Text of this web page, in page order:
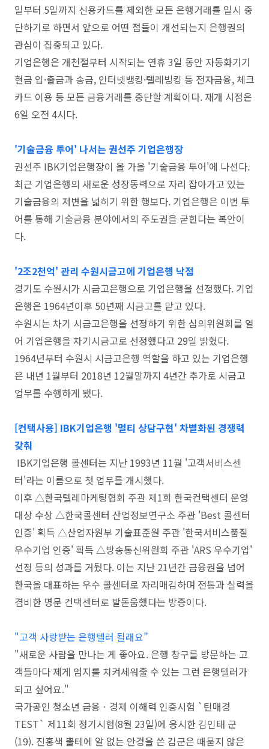
일부터 5일까지 신용카드를 제외한 모든 은행거래를 일시 중
단하기로 하면서 앞으로 어떤 점들이 개선되는지 은행권의
관심이 집중되고 있다.
기업은행은 개천절부터 시작되는 연휴 3일 동안 자동화기기
현금 입·출금과 송금, 인터넷뱅킹·텔레빙킹 등 전자금융, 체크
카드 이용 등 모든 금융거래를 중단할 계획이다. 재개 시점은
6일 오전 4시다.
'기술금융 투어' 나서는 권선주 기업은행장
권선주 IBK기업은행장이 올 가을 '기술금융 투어'에 나선다.
최근 기업은행의 새로운 성장동력으로 자리 잡아가고 있는
기술금융의 저변을 넓히기 위한 행보다. 기업은행은 이번 투
어를 통해 기술금융 분야에서의 주도권을 굳힌다는 복안이
다.
'2조2천억' 관리 수원시금고에 기업은행 낙점
경기도 수원시가 시금고은행으로 기업은행을 선정했다. 기업
은행은 1964년이후 50년째 시금고를 맡고 있다.
수원시는 차기 시금고은행을 선정하기 위한 심의위원회를 열
어 기업은행을 차기시금고로 선정했다고 29일 밝혔다.
1964년부터 수원시 시금고은행 역할을 하고 있는 기업은행
은 내년 1월부터 2018년 12월말까지 4년간 추가로 시금고
업무를 수행하게 됐다.
[컨택사용] IBK기업은행 '멀티 상담구현' 차별화된 경쟁력
갖춰
IBK기업은행 콜센터는 지난 1993년 11월 '고객서비스센
터'라는 이름으로 첫 업무를 개시했다.
이후 △한국텔레마케팅협회 주관 제1회 한국컨택센터 운영
대상 수상 △한국콜센터 산업정보연구소 주관 'Best 콜센터
인증' 획득 △산업자원부 기술표준원 주관 '한국서비스품질
우수기업 인증' 획득 △방송통신위원회 주관 'ARS 우수기업'
선정 등의 성과를 거뒀다. 이는 지난 21년간 금융권을 넘어
한국을 대표하는 우수 콜센터로 자리매김하며 전통과 실력을
겸비한 명문 컨택센터로 발돋움했다는 방증이다.
"고객 사랑받는 은행텔러 될래요”
"새로운 사람을 만나는 게 좋아요. 은행 창구를 방문하는 고
객들마다 제게 엄지를 치켜세워줄 수 있는 그런 은행텔러가
되고 싶어요."
국가공인 청소년 금융ㆍ경제 이해력 인증시험 `틴매경
TEST` 제11회 정기시험(8월 23일)에 응시한 김인태 군
(19). 진홍색 뿔테에 알 없는 안경을 쓴 김군은 때묻지 않은